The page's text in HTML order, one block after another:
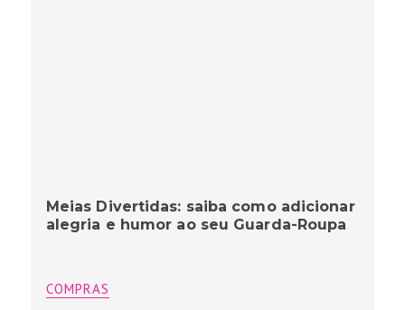
Meias Divertidas: saiba como adicionar
alegria e humor ao seu Guarda-Roupa
COMPRAS